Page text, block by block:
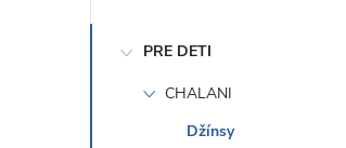
PRE DETI
CHALANI
Džínsy